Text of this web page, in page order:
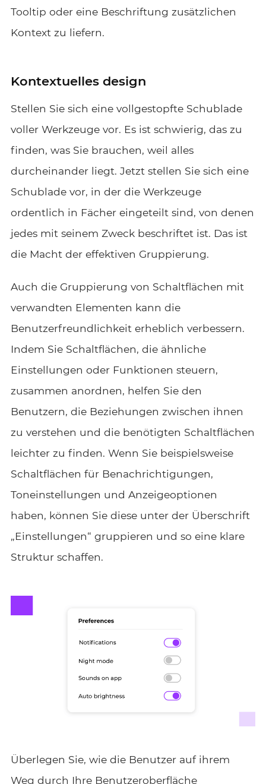
Tooltip oder eine Beschriftung zusätzlichen
Kontext zu liefern.
Kontextuelles design
Stellen Sie sich eine vollgestopfte Schublade
voller Werkzeuge vor. Es ist schwierig, das zu
finden, was Sie brauchen, weil alles
durcheinander liegt. Jetzt stellen Sie sich eine
Schublade vor, in der die Werkzeuge
ordentlich in Fächer eingeteilt sind, von denen
jedes mit seinem Zweck beschriftet ist. Das ist
die Macht der effektiven Gruppierung.
Auch die Gruppierung von Schaltflächen mit
verwandten Elementen kann die
Benutzerfreundlichkeit erheblich verbessern.
Indem Sie Schaltflächen, die ähnliche
Einstellungen oder Funktionen steuern,
zusammen anordnen, helfen Sie den
Benutzern, die Beziehungen zwischen ihnen
zu verstehen und die benötigten Schaltflächen
leichter zu finden. Wenn Sie beispielsweise
Schaltflächen für Benachrichtigungen,
Toneinstellungen und Anzeigeoptionen
haben, können Sie diese unter der Überschrift
„Einstellungen“ gruppieren und so eine klare
Struktur schaffen.
Überlegen Sie, wie die Benutzer auf ihrem
Weg durch Ihre Benutzeroberfläche